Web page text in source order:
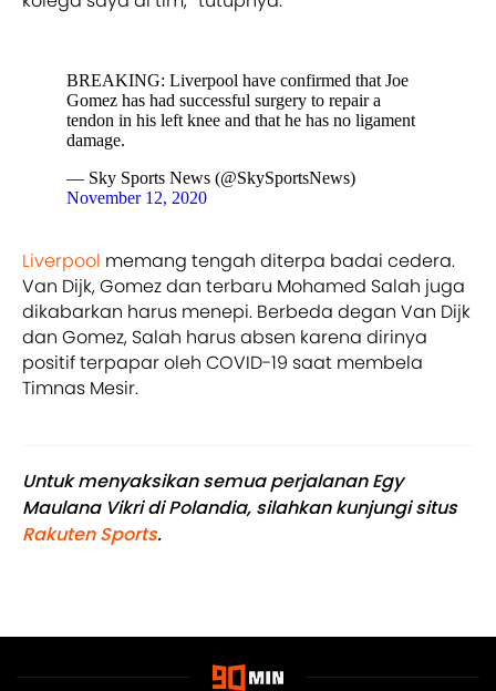
BREAKING: Liverpool have confirmed that Joe
Gomez has had successful surgery to repair a
tendon in his left knee and that he has no ligament
damage.
— Sky Sports News (@SkySportsNews)
November 12, 2020
Liverpool memang tengah diterpa badai cedera.
Van Dijk, Gomez dan terbaru Mohamed Salah juga
dikabarkan harus menepi. Berbeda degan Van Dijk
dan Gomez, Salah harus absen karena dirinya
positif terpapar oleh COVID-19 saat membela
Timnas Mesir.
Untuk menyaksikan semua perjalanan Egy
Maulana Vikri di Polandia, silahkan kunjungi situs
Rakuten Sports.